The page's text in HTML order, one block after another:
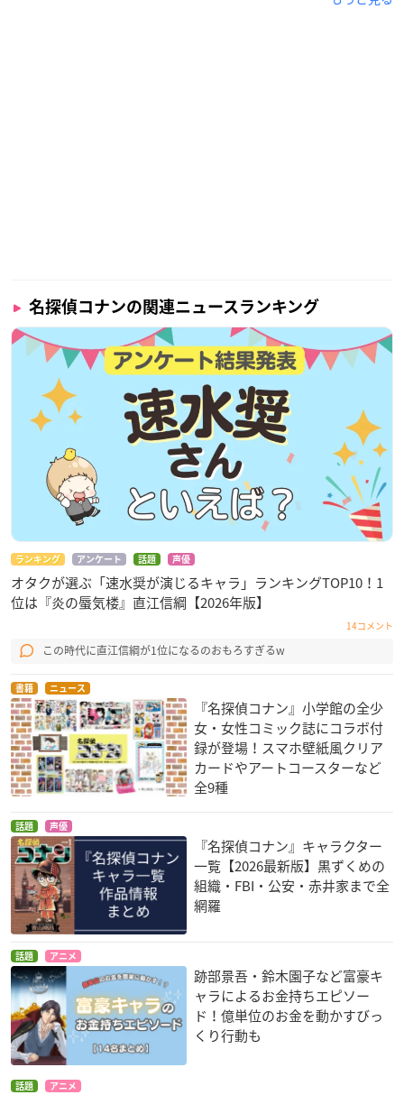
名探偵コナンの関連ニュースランキング
ランキング アンケート 話題 声優
オタクが選ぶ「速水奨が演じるキャラ」ランキングTOP10！1
位は『炎の蜃気楼』直江信綱【2026年版】
14コメント
この時代に直江信綱が1位になるのおもろすぎるw
書籍 ニュース
『名探偵コナン』小学館の全少
女・女性コミック誌にコラボ付
録が登場！スマホ壁紙風クリア
カードやアートコースターなど
全9種
話題 声優
『名探偵コナン』キャラクター
一覧【2026最新版】黒ずくめの
組織・FBI・公安・赤井家まで全
網羅
話題 アニメ
跡部景吾・鈴木園子など富豪キ
ャラによるお金持ちエピソー
ド！億単位のお金を動かすびっ
くり行動も
話題 アニメ